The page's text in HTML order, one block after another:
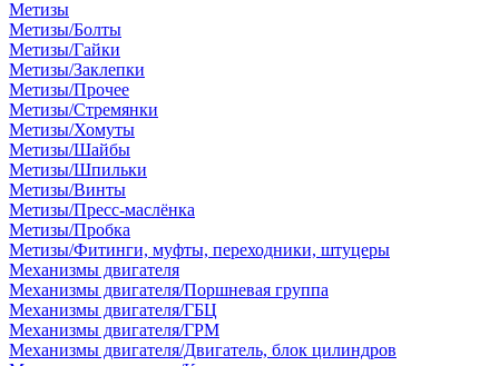
Метизы
Метизы/Болты
Метизы/Гайки
Метизы/Заклепки
Метизы/Прочее
Метизы/Стремянки
Метизы/Хомуты
Метизы/Шайбы
Метизы/Шпильки
Метизы/Винты
Метизы/Пресс-маслёнка
Метизы/Пробка
Метизы/Фитинги, муфты, переходники, штуцеры
Механизмы двигателя
Механизмы двигателя/Поршневая группа
Механизмы двигателя/ГБЦ
Механизмы двигателя/ГРМ
Механизмы двигателя/Двигатель, блок цилиндров